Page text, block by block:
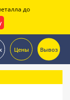
Цены Вывоз
до